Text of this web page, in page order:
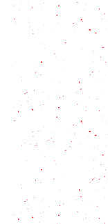
ideas de salsas
Como hacer
Receta de
Paulina!
Mortadela
enamorarse